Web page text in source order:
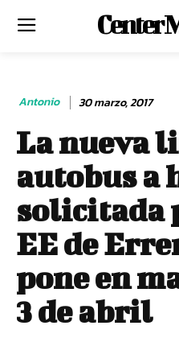
Center
Antonio 30 marzo, 2017
La nueva
autobus a
solicitada
EE de
pone en
3 de abril